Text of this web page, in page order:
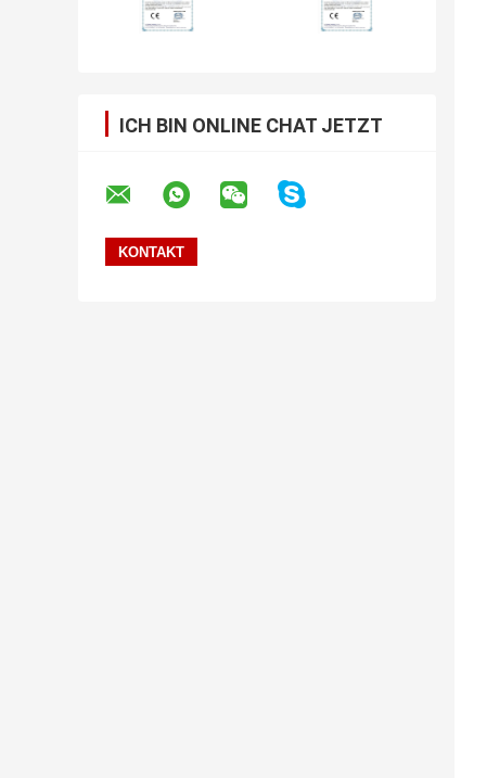
ICH BIN ONLINE CHAT JETZT